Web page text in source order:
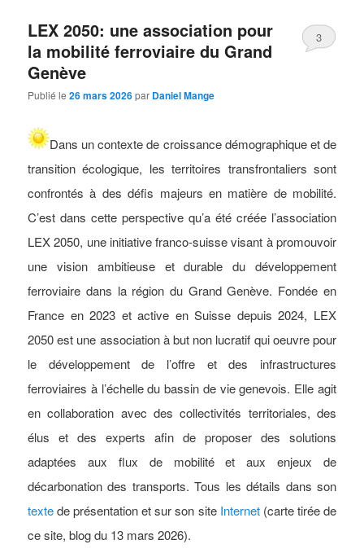
LEX 2050: une association pour
la mobilité ferroviaire du Grand
Genève
Publié le26 mars 2026par Daniel Mange
3
Dans un contexte de croissance démographique et de
transition écologique, les territoires transfrontaliers sont
confrontés à des défis majeurs en matière de mobilité.
C’est dans cette perspective qu’a été créée l’association
LEX 2050, une initiative franco-suisse visant à promouvoir
une vision ambitieuse et durable du développement
ferroviaire dans la région du Grand Genève. Fondée en
France en 2023 et active en Suisse depuis 2024, LEX
2050 est une association à but non lucratif qui oeuvre pour
le développement de l’offre et des infrastructures
ferroviaires à l’échelle du bassin de vie genevois. Elle agit
en collaboration avec des collectivités territoriales, des
élus et des experts afin de proposer des solutions
adaptées aux flux de mobilité et aux enjeux de
décarbonation des transports. Tous les détails dans son
textede présentation et sur son site Internet(carte tirée de
ce site, blog du 13 mars 2026).